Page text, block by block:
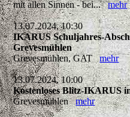
mit allen Sinnen - bei...mehr
13.07.2024, 10:30
IKARUS Schuljahres-
Grevesmühlen
Grevesmühlen, GATmehr
13.07.2024, 10:00
Kostenloses Blitz-IKARUS
Grevesmühlenmehr